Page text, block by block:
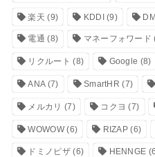
楽天 (9) KDDI(9)
電通 (8) マネーフォワード
リクルート (8) Google (8)
ANA(7) SmartHR (7)
メルカリ (7) コクヨ (7)
WOWOW(6) RIZAP (6)
ドミノピザ(6) HENNGE